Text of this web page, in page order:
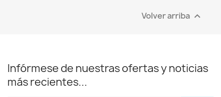
Volver arriba 
Infórmese de nuestras ofertas y noticias
más recientes...